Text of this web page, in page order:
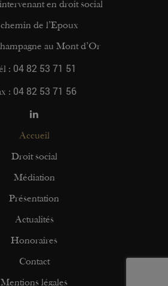
en droit social
chemin de l’Epoux
au Mont d’Or
: 04 82 53 71 51
: 04 82 53 71 56
Accueil
Droit social
Médiation
Présentation
Actualités
Honoraires
Contact
Mentions légales